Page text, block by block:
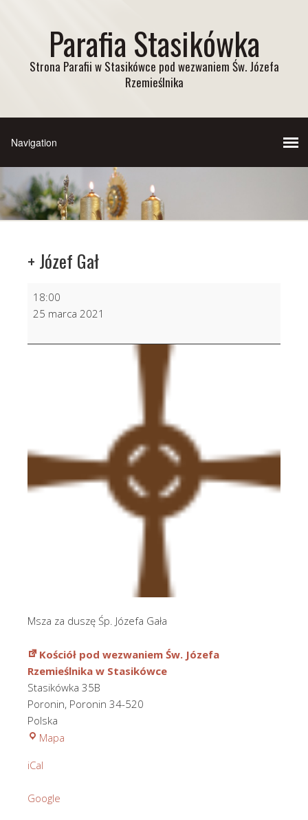
Parafia Stasikówka
Strona Parafii w Stasikówce pod wezwaniem Św. Józefa
Rzemieślnika
+ Józef Gał
Józef
18:00
25 marca 2021
Msza za duszę Śp. Józefa Gała
Kościół pod wezwaniem Św. Józefa
Rzemieślnika w Stasikówce
Stasikówka 35B
Poronin, Poronin 34-520
Polska
Mapa
iCal
Google